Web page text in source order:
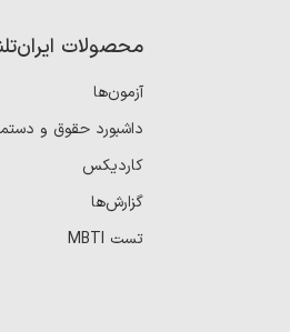
محصولات
آزمون‌ها
داشبورد حقوق و
کاردیکس
گزارش‌ها
تست MBTI